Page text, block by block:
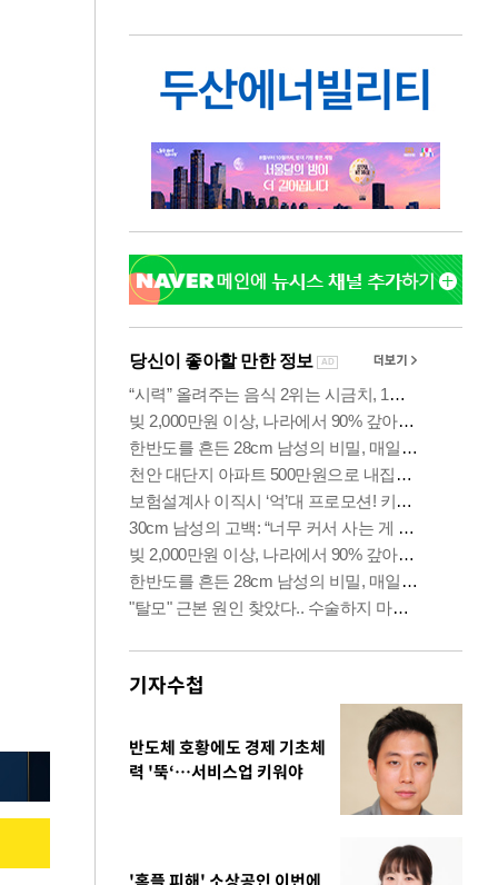
기자수첩
반도체 호황에도 경제 기초체
력 '뚝‘…서비스업 키워야